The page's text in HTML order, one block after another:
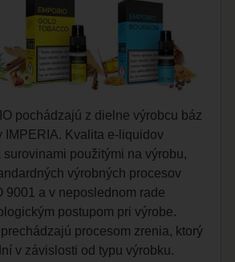
pochádzajú z dielne výrobcu báz
IMPERIA. Kvalita e-liquidov
surovinami použitými na výrobu,
výrobných procesov
9001 a v neposlednom rade
postupom pri výrobe.
procesom zrenia, ktorý
v závislosti od typu výrobku.